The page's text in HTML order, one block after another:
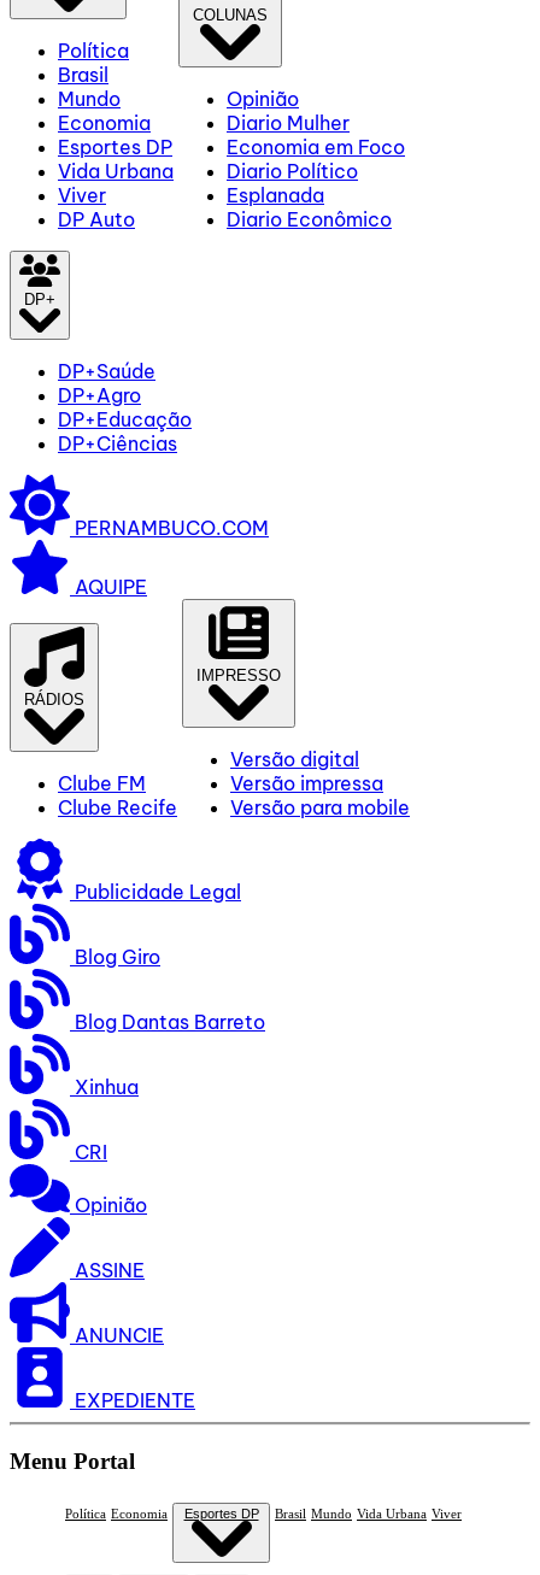
Política
Brasil
Mundo
Economia
Esportes DP
Vida Urbana
Viver
DP Auto
COLUNAS
Opinião
Diario Mulher
Economia em Foco
Diario Político
Esplanada
Diario Econômico
DP+
DP+Saúde
DP+Agro
DP+Educação
DP+Ciências
PERNAMBUCO.COM
AQUIPE
RÁDIOS
Clube FM
Clube Recife
IMPRESSO
Versão digital
Versão impressa
Versão para mobile
Publicidade Legal
Blog Giro
Blog Dantas Barreto
Xinhua
CRI
Opinião
ASSINE
ANUNCIE
EXPEDIENTE
Menu Portal
Política Economia Esportes DP Brasil Mundo Vida Urbana Viver